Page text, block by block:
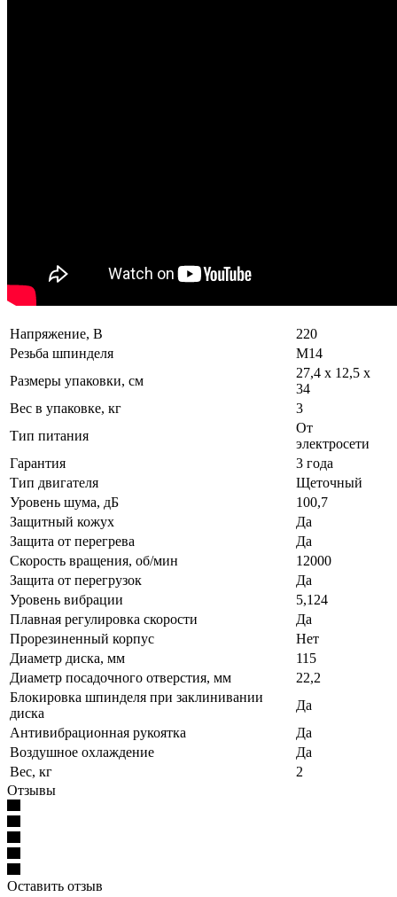
Напряжение, В
220
Резьба шпинделя
М14
Размеры упаковки, см
27,4 х 12,5 х
34
Вес в упаковке, кг
3
Тип питания
От
электросети
Гарантия
3 года
Тип двигателя
Щеточный
Уровень шума, дБ
100,7
Защитный кожух
Да
Защита от перегрева
Да
Скорость вращения, об/мин
12000
Защита от перегрузок
Да
Уровень вибрации
5,124
Плавная регулировка скорости
Да
Прорезиненный корпус
Нет
Диаметр диска, мм
115
Диаметр посадочного отверстия, мм
22,2
Блокировка шпинделя при заклинивании
диска
Да
Антивибрационная рукоятка
Да
Воздушное охлаждение
Да
Вес, кг
2
Отзывы
Оставить отзыв